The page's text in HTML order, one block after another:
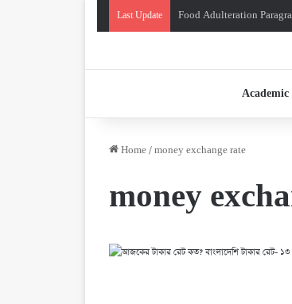
Last Update Food Adulteration
Academic
Home / money exchange rate
money